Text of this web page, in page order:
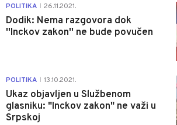
POLITIKA 26.11.2021.
Dodik: Nema razgovora dok
''Inckov zakon'' ne bude povučen
POLITIKA 13.10.2021.
Ukaz objavljen u Službenom
glasniku: "Inckov zakon" ne važi u
Srpskoj